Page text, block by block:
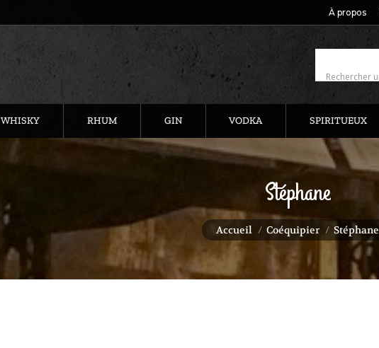
À propos
WHISKY RHUM GIN VODKA SPIRITUEUX
Stéphane
Vous êtes ici :
Accueil Coéquipier Stéphane